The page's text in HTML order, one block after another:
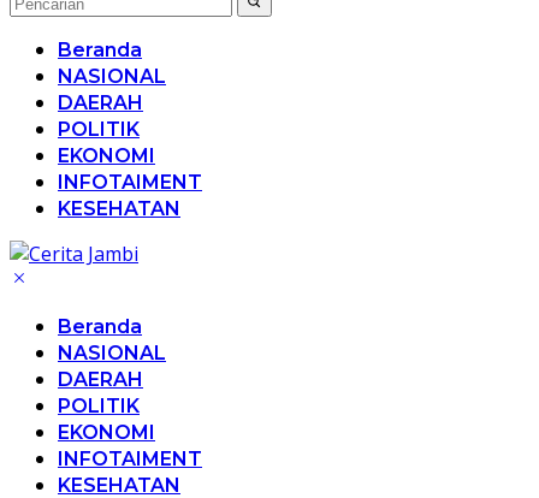
Beranda
NASIONAL
DAERAH
POLITIK
EKONOMI
INFOTAIMENT
KESEHATAN
Beranda
NASIONAL
DAERAH
POLITIK
EKONOMI
INFOTAIMENT
KESEHATAN